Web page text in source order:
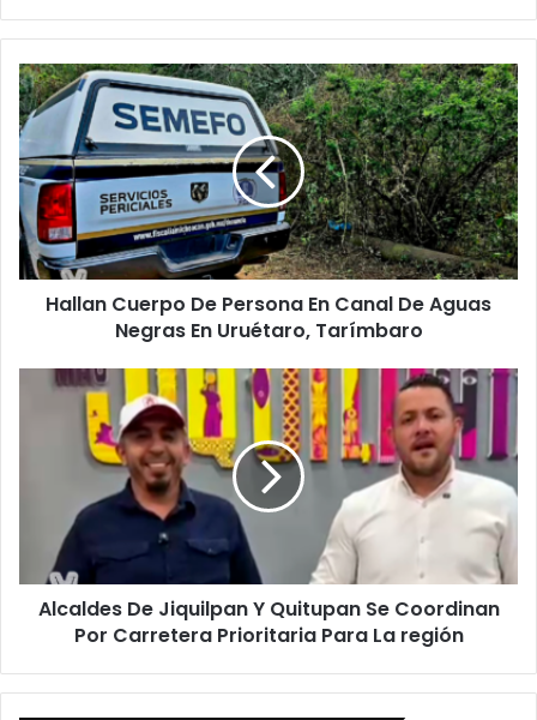
Hallan
Cuerpo
De
Persona
En
Canal
De
Aguas
Negras
Hallan Cuerpo De Persona En Canal De Aguas
Negras En Uruétaro, Tarímbaro
Alcaldes
Coordinan
Carretera
Prioritaria
Alcaldes De Jiquilpan Y Quitupan Se Coordinan
Por Carretera Prioritaria Para La región